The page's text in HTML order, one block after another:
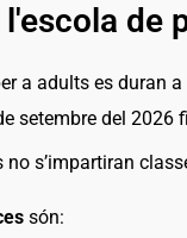
de
a adults es duran
setembre del 2026
no s’impartiran
són: